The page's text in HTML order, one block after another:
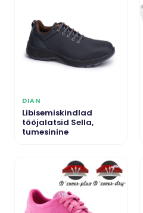
DIAN
Libisemiskindlad
tööjalatsid Sella,
tumesinine